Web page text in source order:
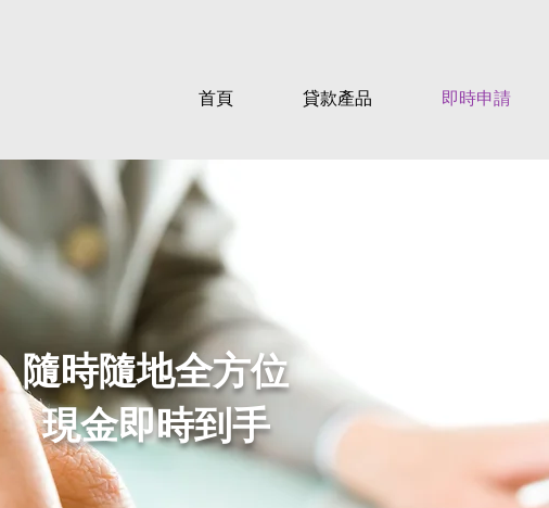
首頁 貸款產品 即時申請
隨時隨地全方位
現金即時到手​